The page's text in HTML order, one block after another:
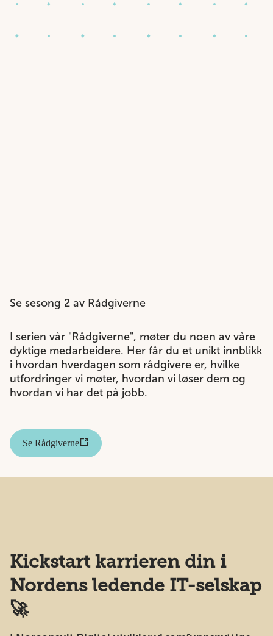
Se sesong 2 av Rådgiverne
I serien vår "Rådgiverne", møter du noen av våre
dyktige medarbeidere. Her får du et unikt innblikk
i hvordan hverdagen som rådgivere er, hvilke
utfordringer vi møter, hvordan vi løser dem og
hvordan vi har det på jobb.
Se Rådgiverne
Kickstart karrieren din i
Nordens ledende IT-selskap
🚀